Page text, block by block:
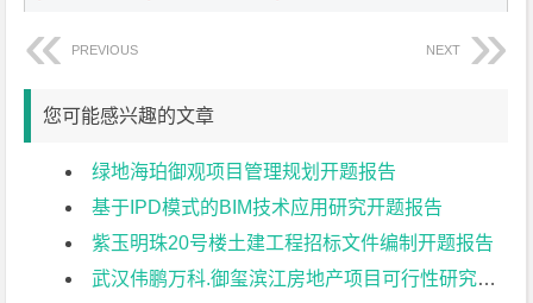
PREVIOUS NEXT
您可能感兴趣的文章
绿地海珀御观项目管理规划开题报告
基于IPD模式的BIM技术应用研究开题报告
紫玉明珠20号楼土建工程招标文件编制开题报告
武汉伟鹏万科.御玺滨江房地产项目可行性研究开题报告